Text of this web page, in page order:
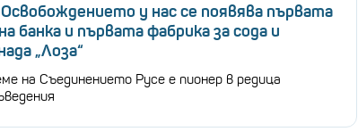
у нас се появява първата
банка и първата фабрика за сода и
„Лоза“
на Съединението Русе е пионер в редица